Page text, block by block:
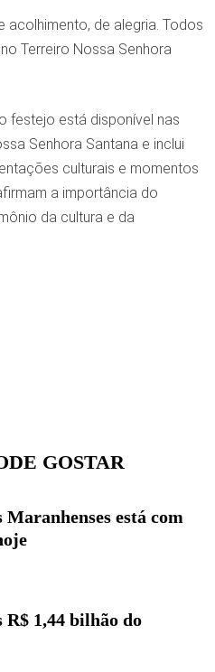
acolhimento, de alegria. Todos
Terreiro Nossa Senhora
festejo está disponível nas
Senhora Santana e inclui
culturais e momentos
a importância do
da cultura e da
GOSTAR
Maranhenses está com
1,44 bilhão do